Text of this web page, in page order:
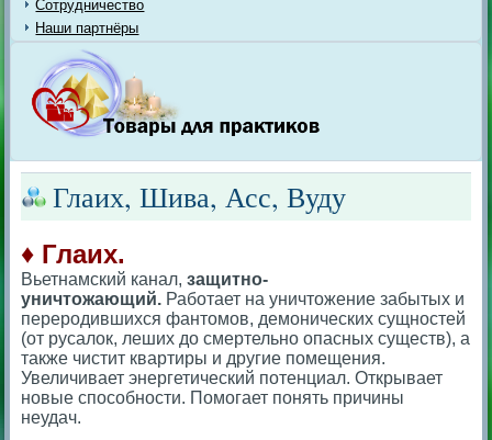
Сотрудничество
Наши партнёры
Глаих, Шива, Асс, Вуду
♦ Глаих.
Вьетнамский канал,защитно-
уничтожающий. Работает на уничтожение забытых и
переродившихся фантомов, демонических сущностей
(от русалок, леших до смертельно опасных существ), а
также чистит квартиры и другие помещения.
Увеличивает энергетический потенциал. Открывает
новые способности. Помогает понять причины
неудач.